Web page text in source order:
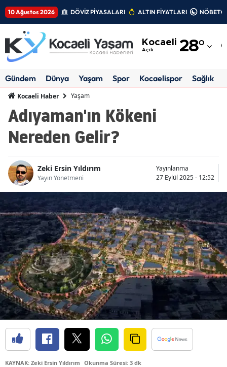
10 Ağustos 2026 DÖVİZ PİYASALARI ALTIN FİYATLARI
Kocaeli
Açık 28°
Adıyaman
Amasya
Antalya
Artvin
Aydın
Balıkesir
Bilecik
Bingöl
Bitlis
Bolu
Burdur
Bursa
Gündem Dünya Yaşam Spor Kocaelispor Sağlık
Kocaeli Haber Yaşam
Adıyaman'ın Kökeni
Nereden Gelir?
Zeki Ersin Yıldırım
Yayın Yönetmeni
Yayınlanma
27 Eylül 2025 - 12:52
KAYNAK: Zeki Ersin Yıldırım Okunma Süresi: 3 dk